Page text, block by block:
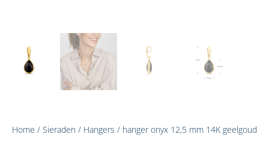
Home / Sieraden / Hangers / hanger onyx 12,5 mm 14K geelgoud